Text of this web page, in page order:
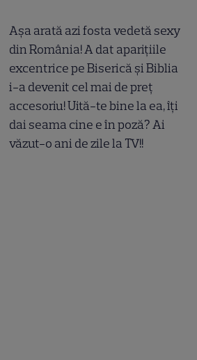
Așa arată azi fosta vedetă sexy
din România! A dat aparițiile
excentrice pe Biserică și Biblia
i-a devenit cel mai de preț
accesoriu! Uită-te bine la ea, îți
dai seama cine e în poză? Ai
văzut-o ani de zile la TV!!